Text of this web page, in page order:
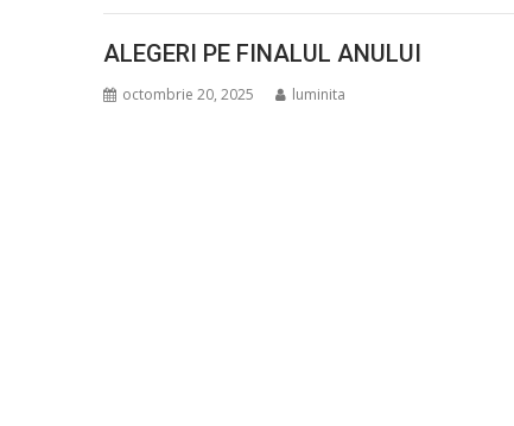
ALEGERI PE FINALUL ANULUI
octombrie 20, 2025 luminita